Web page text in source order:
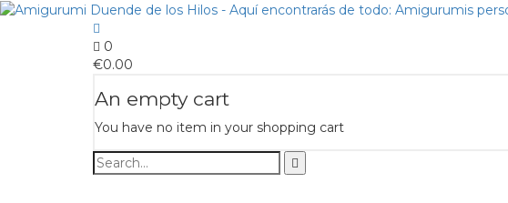
0
€0.00
An empty cart
You have no item in your shopping cart